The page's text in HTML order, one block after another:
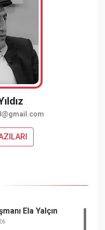
Ela Yalçın